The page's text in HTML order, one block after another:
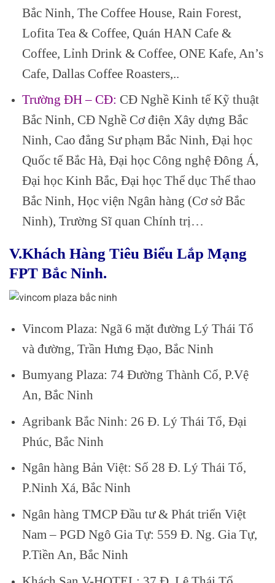
Bắc Ninh, The Coffee House, Rain Forest,
Lofita Tea & Coffee, Quán HAN Cafe &
Coffee, Lỉnh Drink & Coffee, ONE Kafe, An’s
Cafe, Dallas Coffee Roasters,..
Trường ĐH – CĐ: CĐ Nghề Kinh tế Kỹ thuật
Bắc Ninh, CĐ Nghề Cơ điện Xây dựng Bắc
Ninh, Cao đẳng Sư phạm Bắc Ninh, Đại học
Quốc tế Bắc Hà, Đại học Công nghệ Đông Á,
Đại học Kinh Bắc, Đại học Thể dục Thể thao
Bắc Ninh, Học viện Ngân hàng (Cơ sở Bắc
Ninh), Trường Sĩ quan Chính trị…
V.Khách Hàng Tiêu Biểu Lắp Mạng
FPT Bắc Ninh.
Vincom Plaza: Ngã 6 mặt đường Lý Thái Tổ
và đường, Trần Hưng Đạo, Bắc Ninh
Bumyang Plaza: 74 Đường Thành Cổ, P.Vệ
An, Bắc Ninh
Agribank Bắc Ninh: 26 Đ. Lý Thái Tổ, Đại
Phúc, Bắc Ninh
Ngân hàng Bản Việt: Số 28 Đ. Lý Thái Tổ,
P.Ninh Xá, Bắc Ninh
Ngân hàng TMCP Đầu tư & Phát triển Việt
Nam – PGD Ngô Gia Tự: 559 Đ. Ng. Gia Tự,
P.Tiền An, Bắc Ninh